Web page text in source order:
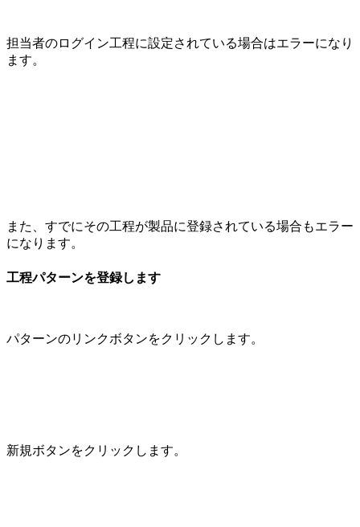
担当者のログイン工程に設定されている場合はエラーになり
ます。
また、すでにその工程が製品に登録されている場合もエラー
になります。
工程パターンを登録します
パターンのリンクボタンをクリックします。
新規ボタンをクリックします。